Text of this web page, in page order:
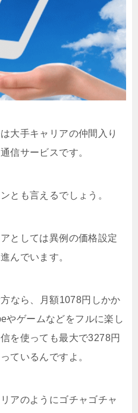
大手キャリアの仲間入り
信サービスです。
とも言えるでしょう。
としては異例の価格設定
んでいます。
なら、月額1078円しかか
やゲームなどをフルに楽し
を使っても最大で3278円
ているんですよ。
アのようにゴチャゴチャ